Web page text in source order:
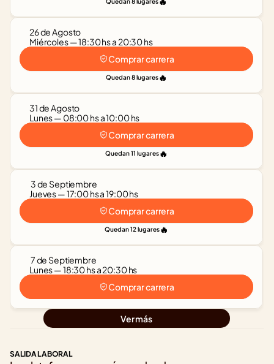
26 de Agosto
Miércoles — 18:30 hs a 20:30 hs
Quedan 8 lugares🔥
Comprar carrera
31 de Agosto
Lunes — 08:00 hs a 10:00 hs
Quedan 11 lugares🔥
Comprar carrera
3 de Septiembre
Jueves — 17:00 hs a 19:00 hs
Quedan 12 lugares🔥
Comprar carrera
7 de Septiembre
Lunes — 18:30 hs a 20:30 hs
Comprar carrera
Ver más
SALIDA LABORAL